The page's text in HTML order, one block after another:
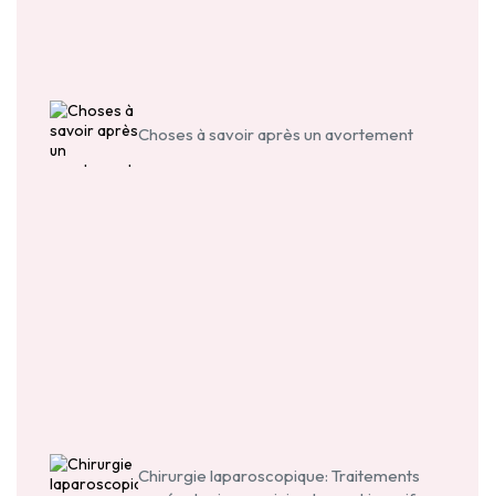
Choses à savoir après un avortement
Chirurgie laparoscopique: Traitements